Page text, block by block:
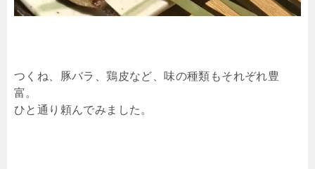
つくね、豚バラ、鶏皮など、味の種類もそれぞれ豊
富。
ひと通り頼んでみました。